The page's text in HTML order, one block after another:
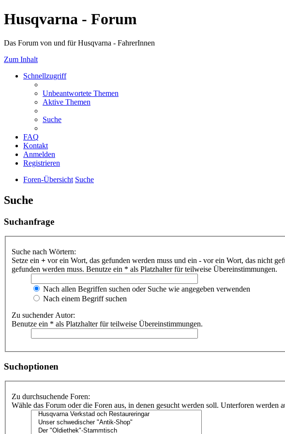
Husqvarna - Forum
Das Forum von und für Husqvarna - FahrerInnen
Zum Inhalt
Schnellzugriff
Unbeantwortete Themen
Aktive Themen
Suche
FAQ
Kontakt
Anmelden
Registrieren
Foren-Übersicht Suche
Suche
Suchanfrage
Suche nach Wörtern:
Setze ein + vor ein Wort, das gefunden werden muss und ein - vor ein Wort, das nicht
gefunden werden muss. Benutze ein * als Platzhalter für teilweise Übereinstimmungen.
Nach allen Begriffen suchen oder Suche wie angegeben verwenden
Nach einem Begriff suchen
Zu suchender Autor:
Benutze ein * als Platzhalter für teilweise Übereinstimmungen.
Suchoptionen
Zu durchsuchende Foren:
Wähle das Forum oder die Foren aus, in denen gesucht werden soll. Unterforen